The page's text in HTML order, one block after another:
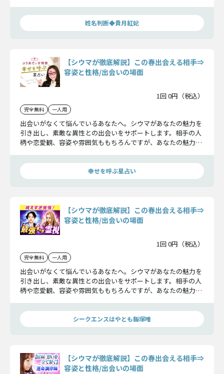
しょう！
姓名判断◆貴月紅妃
【シウマが徹底解説】この春出会える相手⇒
容姿と性格/出会いの場面
1回 0円（税込）
完全無料 一人用
出会いがなくて悩んでいるあなたへ。シウマがあなたの魅力を
引き出し、素敵な異性との出会いをサポートします。相手の人
柄や恋愛観、容姿や雰囲気ももちろんですが、あなたの魅力も
しょう！
幸せを呼ぶ星占い
【シウマが徹底解説】この春出会える相手⇒
容姿と性格/出会いの場面
1回 0円（税込）
完全無料 一人用
出会いがなくて悩んでいるあなたへ。シウマがあなたの魅力を
引き出し、素敵な異性との出会いをサポートします。相手の人
柄や恋愛観、容姿や雰囲気ももちろんですが、あなたの魅力も
しょう！
シークエンスはやとも飯塚唯
【シウマが徹底解説】この春出会える相手⇒
容姿と性格/出会いの場面